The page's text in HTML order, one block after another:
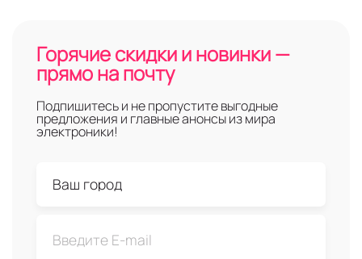
Горячие скидки и новинки —
прямо на почту
Подпишитесь и не пропустите выгодные
предложения и главные анонсы из мира
электроники!